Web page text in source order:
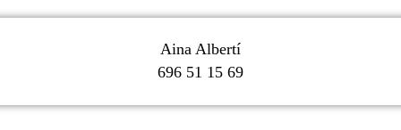
Aina Albertí
696 51 15 69